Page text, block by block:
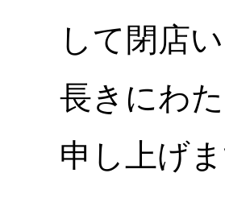
して閉店
長きにわ
申し上げま